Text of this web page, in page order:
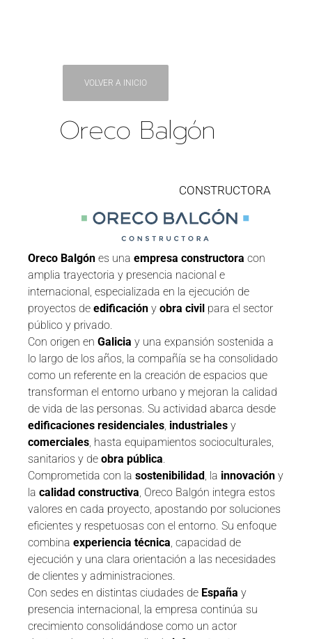
VOLVER A INICIO
Oreco Balgón
CONSTRUCTORA
Oreco Balgón es una empresa constructora con
amplia trayectoria y presencia nacional e
internacional, especializada en la ejecución de
proyectos de edificación y obra civil para el sector
público y privado.
Con origen en Galicia y una expansión sostenida a
lo largo de los años, la compañía se ha consolidado
como un referente en la creación de espacios que
transforman el entorno urbano y mejoran la calidad
de vida de las personas. Su actividad abarca desde
edificaciones residenciales, industriales y
comerciales, hasta equipamientos socioculturales,
sanitarios y de obra pública.
Comprometida con la sostenibilidad , la innovación y
la calidad constructiva, Oreco Balgón integra estos
valores en cada proyecto, apostando por soluciones
eficientes y respetuosas con el entorno. Su enfoque
combina experiencia técnica, capacidad de
ejecución y una clara orientación a las necesidades
de clientes y administraciones.
Con sedes en distintas ciudades de España y
presencia internacional, la empresa continúa su
crecimiento consolidándose como un actor